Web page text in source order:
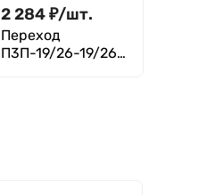
2 284₽/шт.
Переход
П3П-19/26-19/26-